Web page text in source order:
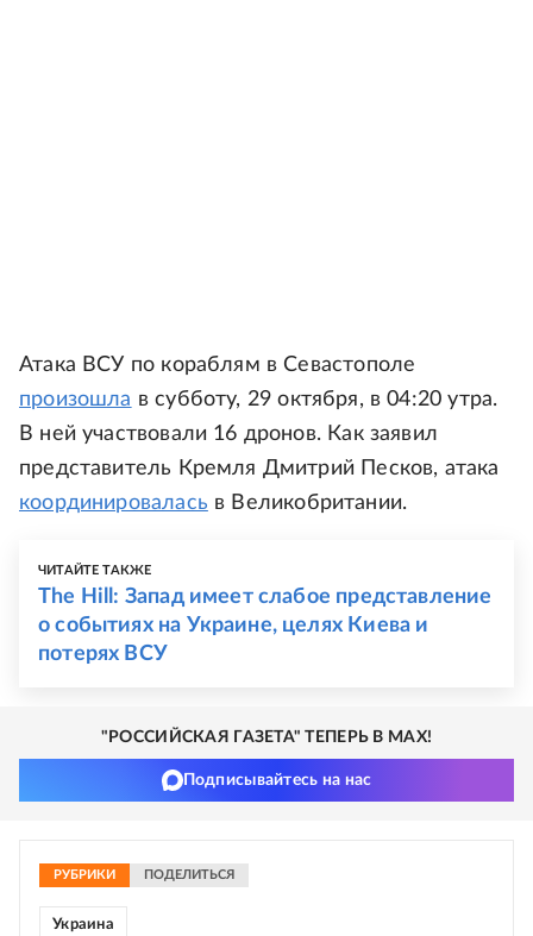
Атака ВСУ по кораблям в Севастополе
произошла в субботу, 29 октября, в 04:20 утра.
В ней участвовали 16 дронов. Как заявил
представитель Кремля Дмитрий Песков, атака
координировалась в Великобритании.
ЧИТАЙТЕ ТАКЖЕ
The Hill: Запад имеет слабое представление
о событиях на Украине, целях Киева и
потерях ВСУ
"РОССИЙСКАЯ ГАЗЕТА" ТЕПЕРЬ В MAX!
Подписывайтесь на нас
РУБРИКИ ПОДЕЛИТЬСЯ
Украина